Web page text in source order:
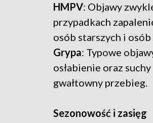
HMPV: Objawy
przypadkach
osób starszych i
Grypa: Typowe
osłabienie oraz
gwałtowny przebieg.
Sezonowość i zasięg